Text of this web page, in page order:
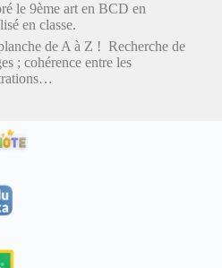
le 9ème art en BCD en
en classe.
de A à Z ! Recherche de
; cohérence entre les